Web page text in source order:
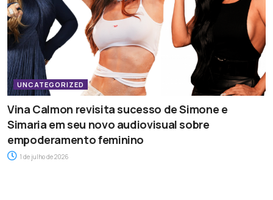
UNCATEGORIZED
Vina Calmon revisita sucesso de Simone e
Simaria em seu novo audiovisual sobre
empoderamento feminino
1 de julho de 2026